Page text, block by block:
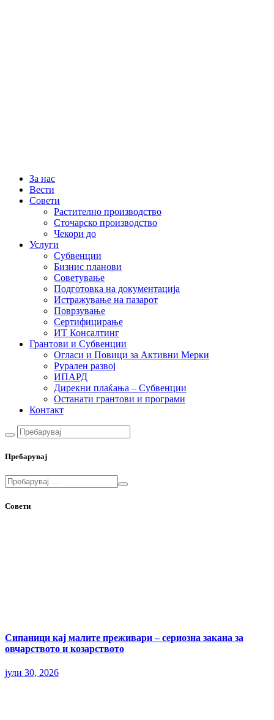
За нас
Вести
Совети
Растително производство
Сточарско производство
Чекори до
Услуги
Субвенции
Бизнис планови
Советување
Подготовка на документација
Истражување на пазарот
Поврзување
Сертифицирање
ИТ Консалтинг
Грантови и Субвенции
Огласи и Повици за Активни Мерки
Рурален развој
ИПАРД
Дирекни плаќања – Субвенции
Останати грантови и програми
Контакт
Пребарувај
Совети
Сипаници кај малите преживари – сериозна закана за
овчарството и козарството
јули 30, 2026